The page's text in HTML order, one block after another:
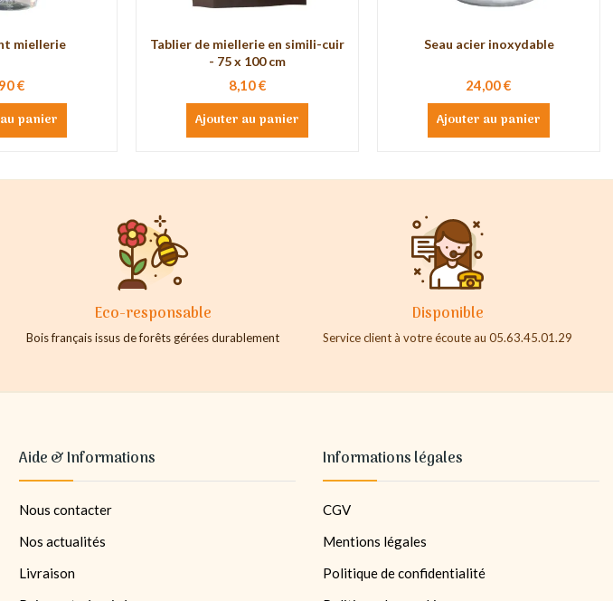
miellerie
€
panier
Tablier de miellerie en simili-cuir
- 75 x 100 cm
8,10 €
Ajouter au panier
Seau acier inoxydable
24,00 €
Ajouter au panier
Eco-responsable
Bois français issus de forêts gérées durablement
Disponible
Service client à votre écoute au 05.63.45.01.29
Aide & Informations
Nous contacter
Nos actualités
Livraison
Informations légales
CGV
Mentions légales
Politique de confidentialité